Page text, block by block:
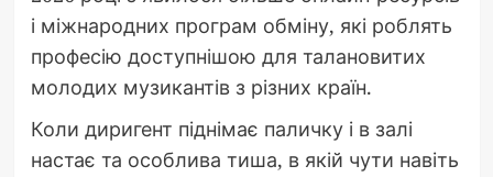
і міжнародних програм обміну, які роблять
професію доступнішою для талановитих
молодих музикантів з різних країн.
Коли диригент піднімає паличку і в залі
настає та особлива тиша, в якій чути навіть